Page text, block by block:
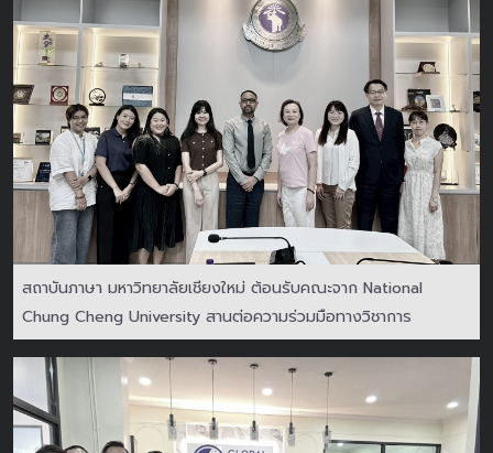
สถาบันภาษา มหาวิทยาลัยเชียงใหม่ ต้อนรับคณะจาก National
Chung Cheng University สานต่อความร่วมมือทางวิชาการ